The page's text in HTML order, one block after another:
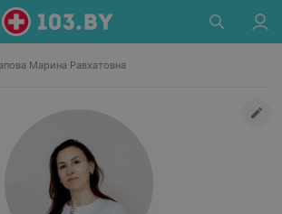
Марина Равхатовна